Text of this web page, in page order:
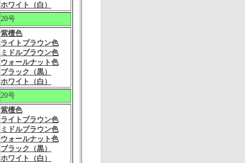
ホワイト（白）
20号
紫檀色
ライトブラウン色
ミドルブラウン色
ウォールナット色
ブラック（黒）
ホワイト（白）
20号
紫檀色
ライトブラウン色
ミドルブラウン色
ウォールナット色
ブラック（黒）
ホワイト（白）